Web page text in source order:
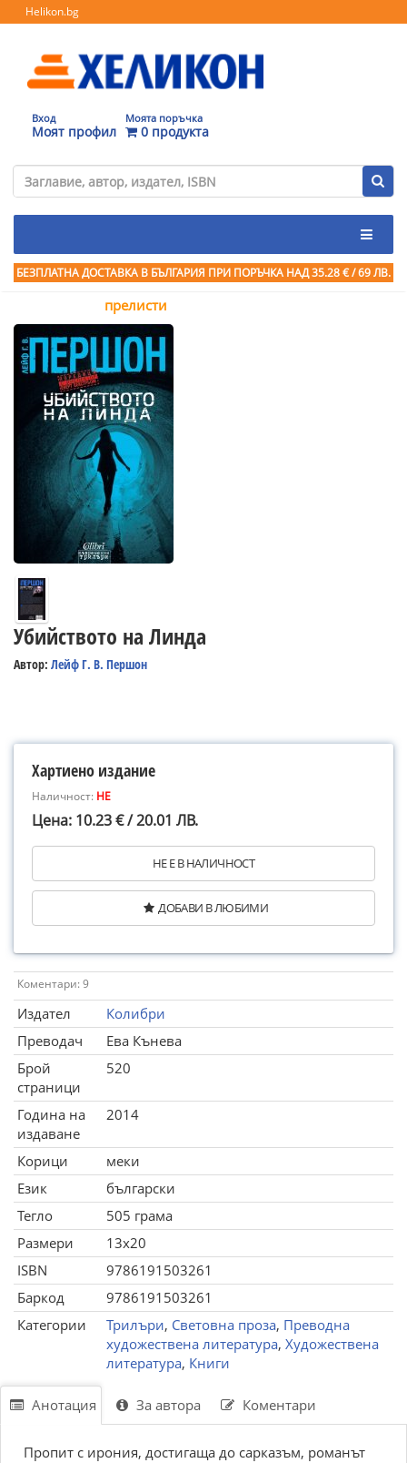
Helikon.bg
Вход
Моят профил
Моята поръчка
0 продукта
БЕЗПЛАТНА ДОСТАВКА В БЪЛГАРИЯ ПРИ ПОРЪЧКА НАД 35.28 € / 69 ЛВ.
прелисти
Убийството на Линда
Автор: Лейф Г. В. Першон
Хартиено издание
Наличност: НЕ
Цена: 10.23 € / 20.01 ЛВ.
НЕ Е В НАЛИЧНОСТ
ДОБАВИ В ЛЮБИМИ
Коментари: 9
Издател
Колибри
Преводач
Ева Кънева
Брой
страници
520
Година на
издаване
2014
Корици
меки
Език
български
Тегло
505 грама
Размери
13x20
ISBN
9786191503261
Баркод
9786191503261
Категории
Трилъри, Световна проза, Преводна
художествена литература, Художествена
литература, Книги
Анотация За автора Коментари
Пропит с ирония, достигаща до сарказъм, романът